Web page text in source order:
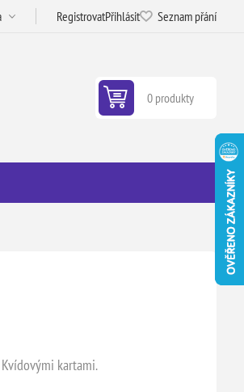
RegistrovatPřihlásit Seznam přání
0 produkty
kartami.